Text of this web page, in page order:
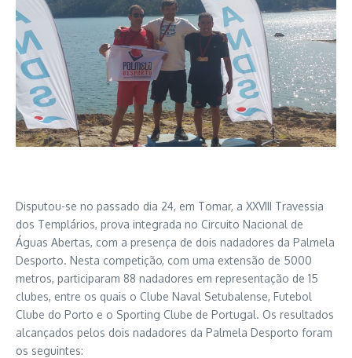
Disputou-se no passado dia 24, em Tomar, a XXVIII Travessia
dos Templários, prova integrada no Circuito Nacional de
Águas Abertas, com a presença de dois nadadores da Palmela
Desporto. Nesta competição, com uma extensão de 5000
metros, participaram 88 nadadores em representação de 15
clubes, entre os quais o Clube Naval Setubalense, Futebol
Clube do Porto e o Sporting Clube de Portugal. Os resultados
alcançados pelos dois nadadores da Palmela Desporto foram
os seguintes: